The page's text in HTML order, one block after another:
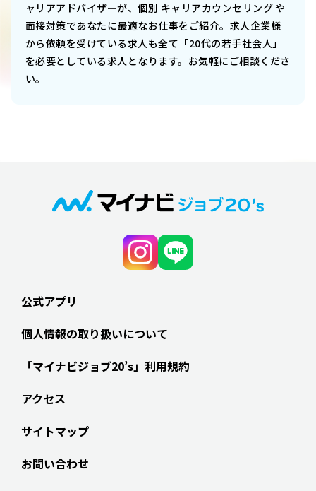
ャリアアドバイザーが、個別 キャリアカウンセリング や
面接対策であなたに最適なお仕事をご紹介。求人企業様
から依頼を受けている求人も全て「20代の若手社会人」
を必要としている求人となります。お気軽にご相談くださ
い。
公式アプリ
個人情報の取り扱いについて
「マイナビジョブ20’s」利用規約
アクセス
サイトマップ
お問い合わせ